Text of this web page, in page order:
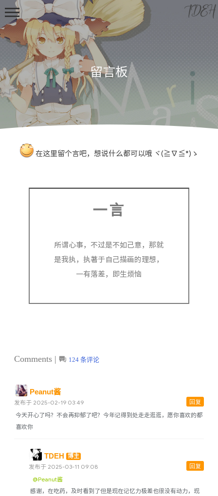
留言板
在这里留个言吧，想说什么都可以哦 ヾ(≧∇≦*)ゝ
一言
所谓心事，不过是不如己意，那就
是我执，执著于自己描画的理想，
一有落差，即生烦恼
Comments | 124 条评论
Peanut酱
回复
发布于 2025-02-19 03:49
今天开心了吗？不会再抑郁了吧？今年记得到处走走逛逛，愿你喜欢的都
喜欢你
TDEH 博主
回复
发布于 2025-03-11 09:08
@Peanut酱
感谢，在吃药，及时看到了但是现在记忆力极差也很没有动力，现
TDEH
首页
归档
书单
朋友圈
相册
Music
留言板
友人帐